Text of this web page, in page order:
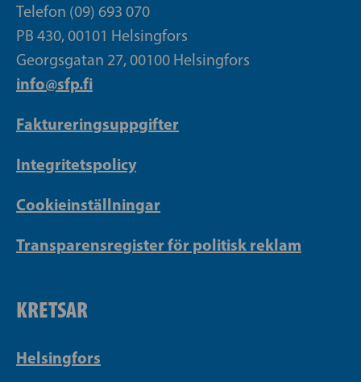
Telefon (09) 693 070
PB 430, 00101 Helsingfors
Georgsgatan 27, 00100 Helsingfors
info@sfp.fi
Faktureringsuppgifter
Integritetspolicy
Cookieinställningar
Transparensregister för politisk reklam
KRETSAR
Helsingfors